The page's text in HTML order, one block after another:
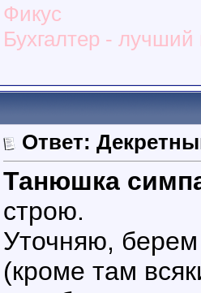
Фикус
Бухгалтер -
Ответ:
Танюшка
строю.
Уточняю, берем
(кроме там